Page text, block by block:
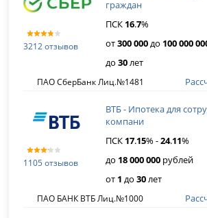
3212 отзывов
граждан
ПСК 16.7%
от300 000до 100 000
до30лет
ПАО СберБанк Лиц.№1481
1105 отзывов
ВТБ - Ипотека для
компани
ПСК 17.15% -24.11%
до 18 000 000 рублей
от 1 до30лет
ПАО БАНК ВТБ Лиц.№1000